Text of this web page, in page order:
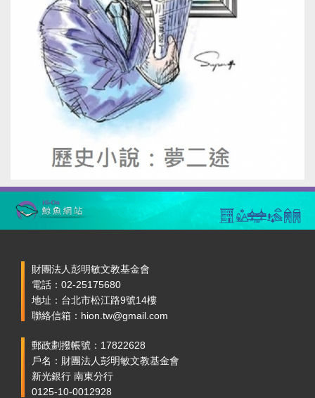
財團法人彭明敏文教基金會
電話：02-25175680
地址：台北市松江路9號14樓
聯絡信箱：hion.tw@gmail.com
郵政劃撥帳號：17822628
戶名：財團法人彭明敏文教基金會
新光銀行 南東分行
0125-10-0012928